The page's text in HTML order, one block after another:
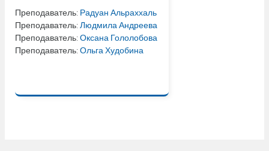
Преподаватель: Радуан Альраххаль
Преподаватель:Людмила Андреева
Преподаватель:Оксана Гололобова
Преподаватель:Ольга Худобина